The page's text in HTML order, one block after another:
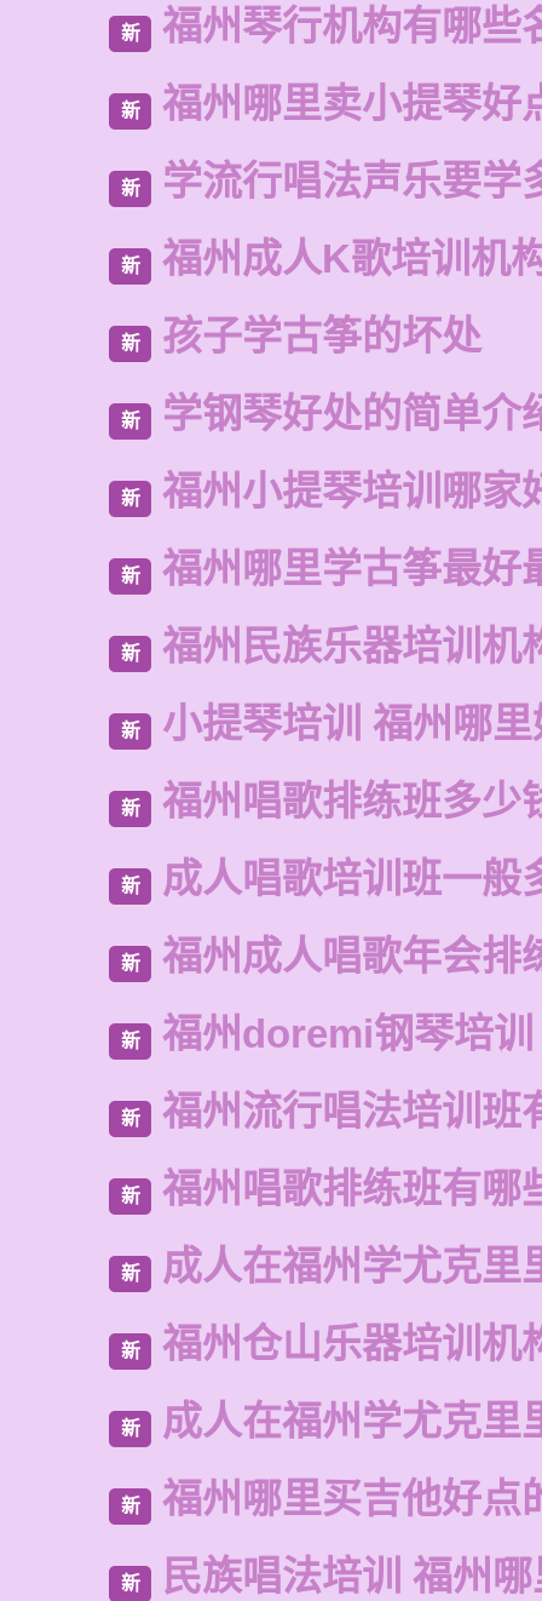
新 福州琴行机构有哪些
新 福州哪里卖小提琴好
新 学流行唱法声乐要学
新 福州成人K歌培训机
新 孩子学古筝的坏处
新 学钢琴好处的简单介
新 福州小提琴培训哪家
新 福州哪里学古筝最好
新 福州民族乐器培训机
新 小提琴培训 福州哪
新 福州唱歌排练班多少
新 成人唱歌培训班一般
新 福州成人唱歌年会排
新 福州doremi钢琴培训
新 福州流行唱法培训班
新 福州唱歌排练班有哪
新 成人在福州学尤克里
新 福州仓山乐器培训机
新 成人在福州学尤克里
新 福州哪里买吉他好点
新 民族唱法培训 福州